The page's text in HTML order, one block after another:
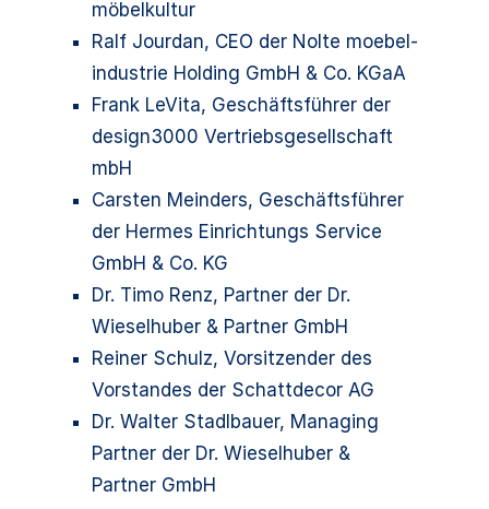
möbelkultur
Ralf Jourdan, CEO der Nolte moebel-
industrie Holding GmbH & Co. KGaA
Frank LeVita, Geschäftsführer der
design3000 Vertriebsgesellschaft
mbH
Carsten Meinders, Geschäftsführer
der Hermes Einrichtungs Service
GmbH & Co. KG
Dr. Timo Renz, Partner der Dr.
Wieselhuber & Partner GmbH
Reiner Schulz, Vorsitzender des
Vorstandes der Schattdecor AG
Dr. Walter Stadlbauer, Managing
Partner der Dr. Wieselhuber &
Partner GmbH